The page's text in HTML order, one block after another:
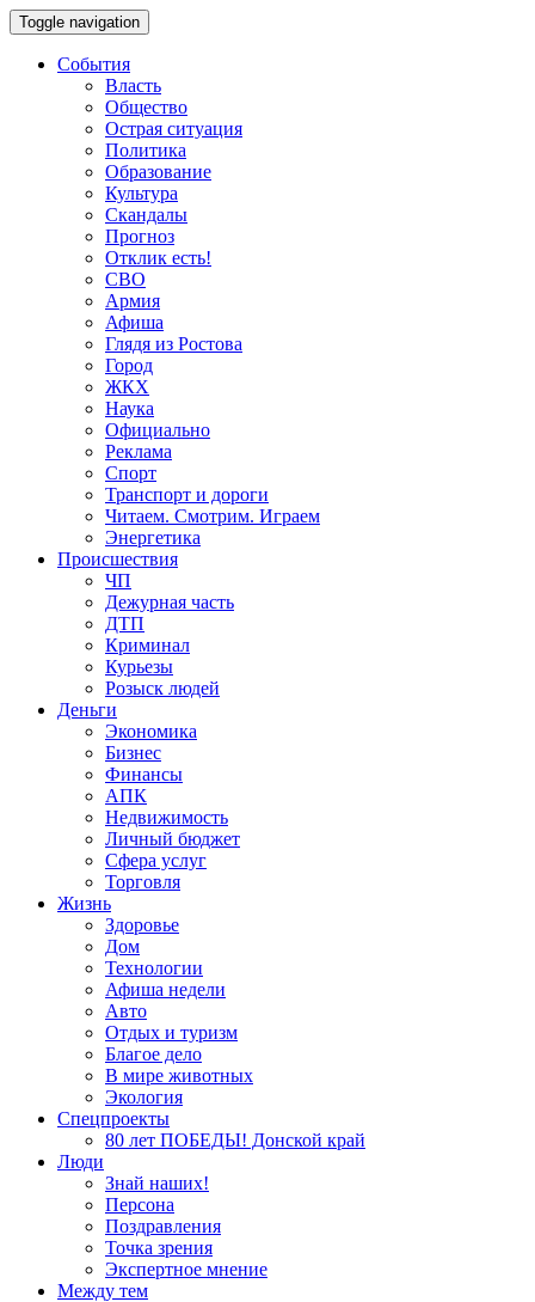
Toggle navigation
События
Власть
Общество
Острая ситуация
Политика
Образование
Культура
Скандалы
Прогноз
Отклик есть!
СВО
Армия
Афиша
Глядя из Ростова
Город
ЖКХ
Наука
Официально
Реклама
Спорт
Транспорт и дороги
Читаем. Смотрим. Играем
Энергетика
Происшествия
ЧП
Дежурная часть
ДТП
Криминал
Курьезы
Розыск людей
Деньги
Экономика
Бизнес
Финансы
АПК
Недвижимость
Личный бюджет
Сфера услуг
Торговля
Жизнь
Здоровье
Дом
Технологии
Афиша недели
Авто
Отдых и туризм
Благое дело
В мире животных
Экология
Спецпроекты
80 лет ПОБЕДЫ! Донской край
Люди
Знай наших!
Персона
Поздравления
Точка зрения
Экспертное мнение
Между тем